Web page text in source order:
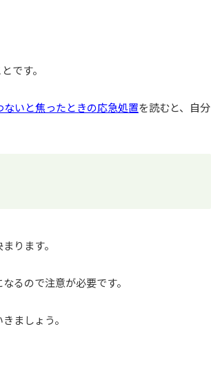
です。
いと焦ったときの応急処置を読むと、自分
ります。
るので注意が必要です。
ましょう。